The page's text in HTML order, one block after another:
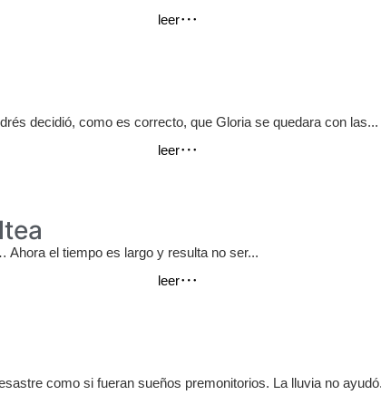
leer
decidió, como es correcto, que Gloria se quedara con las...
leer
el tiempo es largo y resulta no ser...
leer
como si fueran sueños premonitorios. La lluvia no